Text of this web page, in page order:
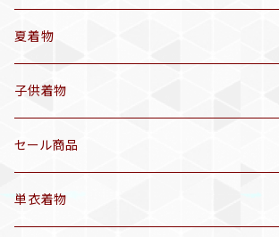
袷着物(10〜5月頃)
セオα 着物(5〜9月頃)
三分紐
帯揚げ
夏着物
アンティーク着物
リサイクル着物
子供着物
セール商品
単衣着物